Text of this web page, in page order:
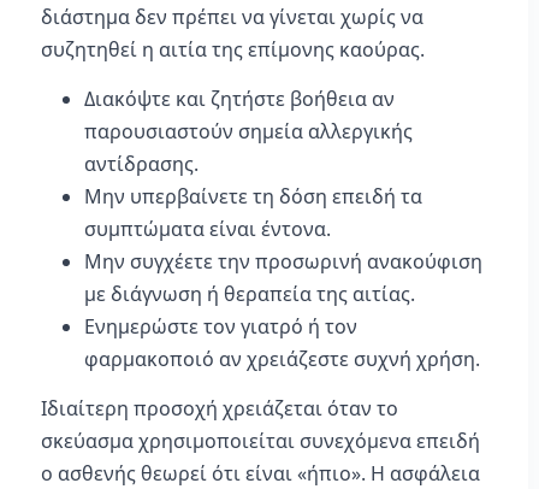
διάστημα δεν πρέπει να γίνεται χωρίς να
συζητηθεί η αιτία της επίμονης καούρας.
Διακόψτε και ζητήστε βοήθεια αν
παρουσιαστούν σημεία αλλεργικής
αντίδρασης.
Μην υπερβαίνετε τη δόση επειδή τα
συμπτώματα είναι έντονα.
Μην συγχέετε την προσωρινή ανακούφιση
με διάγνωση ή θεραπεία της αιτίας.
Ενημερώστε τον γιατρό ή τον
φαρμακοποιό αν χρειάζεστε συχνή χρήση.
Ιδιαίτερη προσοχή χρειάζεται όταν το
σκεύασμα χρησιμοποιείται συνεχόμενα επειδή
ο ασθενής θεωρεί ότι είναι «ήπιο». Η ασφάλεια